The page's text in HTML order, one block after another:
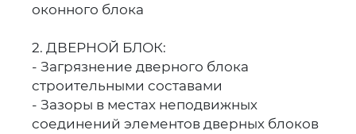
оконного блока
2. ДВЕРНОЙ БЛОК:
- Загрязнение дверного блока
строительными составами
- Зазоры в местах неподвижных
соединений элементов дверных блоков